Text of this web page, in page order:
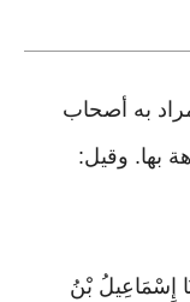
به أصحاب
بها. وقيل:
إِسْمَاعِيلُ بْنُ